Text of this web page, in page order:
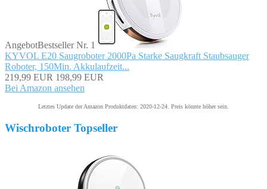
AngebotBestseller Nr. 1
KYVOL E20 Saugroboter 2000Pa Starke Saugkraft Staubsauger
Roboter, 150Min. Akkulaufzeit...
219,99 EUR 198,99 EUR
Bei Amazon ansehen
Letztes Update der Amazon Produktdaten: 2020-12-24. Preis könnte höher sein.
Wischroboter Topseller